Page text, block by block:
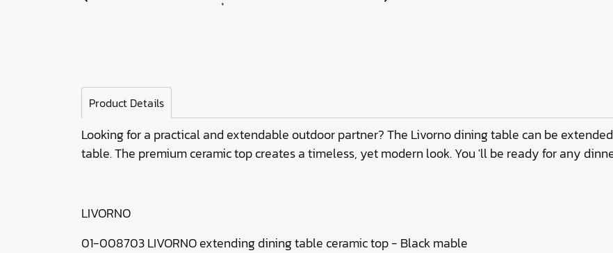
Product Details
Looking for a practical and extendable outdoor partner? The Livorno dining table can be
table. The premium ceramic top creates a timeless, yet modern look. You 'll be ready for any
LIVORNO
01-008703 LIVORNO extending dining table ceramic top - Black mable